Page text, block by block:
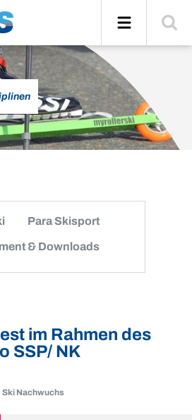
Para Skisport
& Downloads
im Rahmen des
SSP/ NK
Ski Nachwuchs